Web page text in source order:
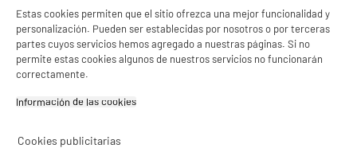
Estas cookies permiten que el sitio ofrezca una mejor funcionalidad y
personalización. Pueden ser establecidas por nosotros o por terceras
partes cuyos servicios hemos agregado a nuestras páginas. Si no
permite estas cookies algunos de nuestros servicios no funcionarán
correctamente.
Información de las cookies‎
Cookies publicitarias